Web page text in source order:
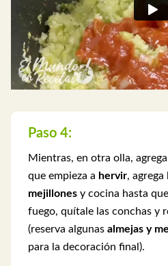
Paso 4:
Mientras, en otra olla, agrega
que empieza a hervir, agrega
mejillones y cocina hasta
fuego, quítale las conchas y
(reserva algunas almejas y
para la decoración final).